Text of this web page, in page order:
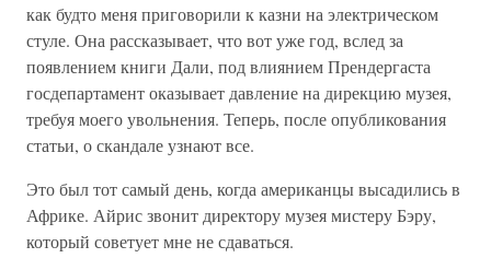
как будто меня приговорили к казни на электрическом
стуле. Она рассказывает, что вот уже год, вслед за
появлением книги Дали, под влиянием Прендергаста
госдепартамент оказывает давление на дирекцию музея,
требуя моего увольнения. Теперь, после опубликования
статьи, о скандале узнают все.
Это был тот самый день, когда американцы высадились в
Африке. Айрис звонит директору музея мистеру Бэру,
который советует мне не сдаваться.